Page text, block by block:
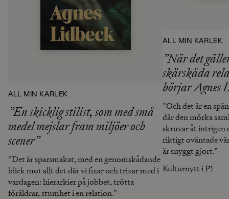
ALL MIN KÄRLEK
”En skicklig stilist, som med små
medel mejslar fram miljöer och
scener”
”Det är sparsmakat, med en genomskådande
blick mot allt det där vi fixar och trixar med i
vardagen: hierarkier på jobbet, trötta
föräldrar, stumhet i en relation.”
ALL MIN KÄRLEK
”När det
skärskåda
börjar Agnes
något av en
mästare”
”Och det är en
där den mörka
skruvar åt intrigen
riktigt oväntade
är snyggt gjort.”
Kulturnytt i P1